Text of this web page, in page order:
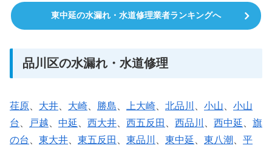
東中延の水漏れ・水道修理業者ランキングへ
品川区の水漏れ・水道修理
荏原 大井 大崎 勝島 上大崎 北品川 小山
小山
台
戸越 中延 西大井 西五反田 西品川 西中延
旗
の台
東大井 東五反田 東品川 東中延 東八潮
平